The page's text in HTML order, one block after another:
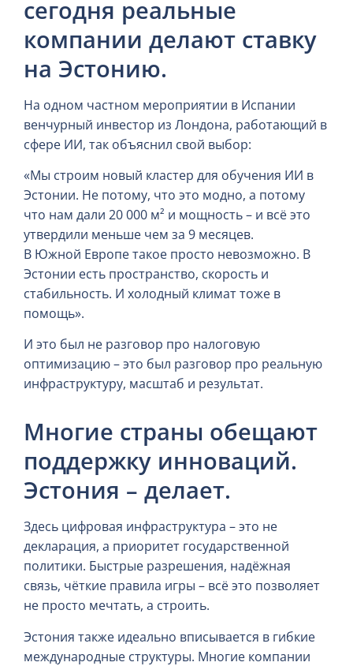
сегодня реальные
компании делают ставку
на Эстонию.
На одном частном мероприятии в Испании
венчурный инвестор из Лондона, работающий в
сфере ИИ, так объяснил свой выбор:
«Мы строим новый кластер для обучения ИИ в
Эстонии. Не потому, что это модно, а потому
что нам дали 20 000 м² и мощность – и всё это
утвердили меньше чем за 9 месяцев.
В Южной Европе такое просто невозможно. В
Эстонии есть пространство, скорость и
стабильность. И холодный климат тоже в
помощь».
И это был не разговор про налоговую
оптимизацию – это был разговор про реальную
инфраструктуру, масштаб и результат.
Многие страны обещают
поддержку инноваций.
Эстония – делает.
Здесь цифровая инфраструктура – это не
декларация, а приоритет государственной
политики. Быстрые разрешения, надёжная
связь, чёткие правила игры – всё это позволяет
не просто мечтать, а строить.
Эстония также идеально вписывается в гибкие
международные структуры. Многие компании